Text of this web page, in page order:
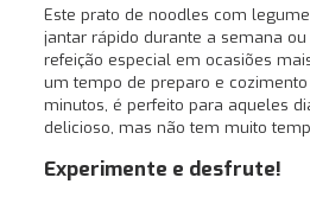
Este prato de noodles com
jantar rápido durante a semana
refeição especial em ocasiões
um tempo de preparo e
minutos, é perfeito para aqueles
delicioso, mas não tem muito
Experimente e desfrute!